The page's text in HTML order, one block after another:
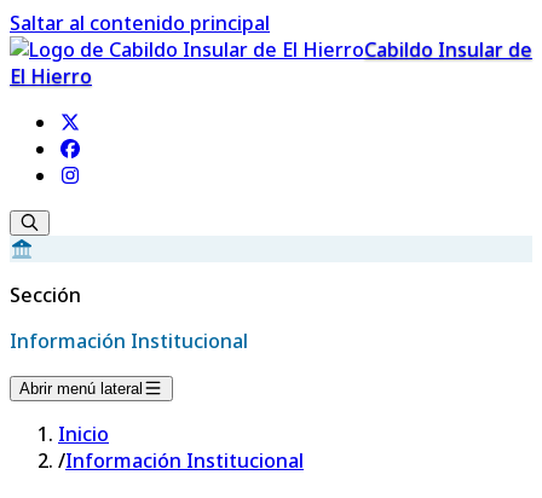
Saltar al contenido principal
Cabildo Insular de
El Hierro
Sección
Información Institucional
Abrir menú lateral
Inicio
/Información Institucional